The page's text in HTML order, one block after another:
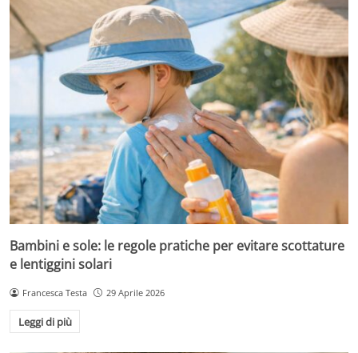
Bambini e sole: le regole pratiche per evitare scottature
e lentiggini solari
Francesca Testa 29 Aprile 2026
Leggi di più